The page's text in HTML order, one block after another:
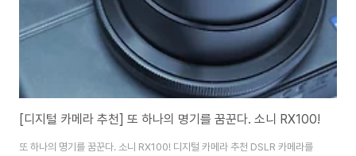
[디지털 카메라 추천] 또 하나의 명기를 꿈꾼다. 소니 RX100!
또 하나의 명기를 꿈꾼다. 소니 RX100! 디지털 카메라 추천 DSLR 카메라를